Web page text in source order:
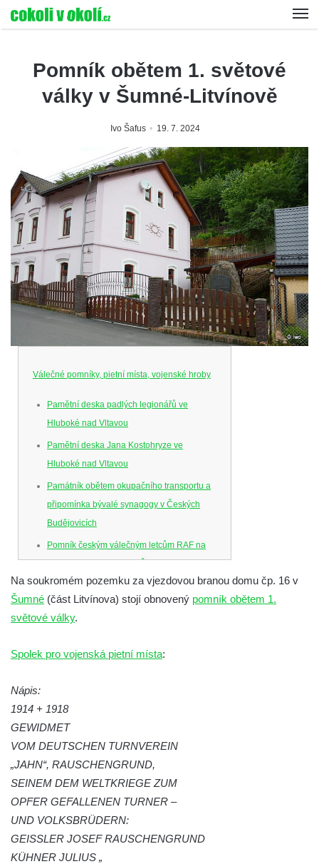
Pomník obětem 1. světové
války v Šumné-Litvínově
Ivo Šafus 19. 7. 2024
Válečné pomníky, pietní místa, vojenské hroby
Pamětní deska padlých legionářů ve
Hluboké nad Vltavou
Pamětní deska Jana Kostohryze ve
Hluboké nad Vltavou
Památník obětem okupačního transportu a
připomínka bývalé synagogy v Českých
Budějovicích
Pomník českým válečným letcům RAF na
Senovážném náměstí v Českých
Budějovicích
Pamětní deska Jana Zelenky-Hajského v
Budějovické ulici na domě čp. 19 v
Kenotaf Šimona Valhy na starém hřbitově v
Kenotaf Václava B. Hájka na starém
hřbitově v Kamenném Újezdě
Pomník obětem válek na Náměstí v
Kamenném Újezdě
Kenotaf Jana Mojžiše na hřbitově ve
Velešíně
Kenotaf Josefa Jílka na hřbitově ve
Velešíně
Na soukromém pozemku za vjezdovou branou domu čp. 16 v
Šumné (část Litvínova) stojí obnovený pomník obětem 1.
světové války.
Spolek pro vojenská pietní místa:
Nápis:
1914 + 1918
GEWIDMET
VOM DEUTSCHEN TURNVEREIN
„JAHN“, RAUSCHENGRUND,
SEINEM DEM WELTKRIEGE ZUM
OPFER GEFALLENEN TURNER –
UND VOLKSBRÜDERN:
GEISSLER JOSEF RAUSCHENGRUND
KÜHNER JULIUS „